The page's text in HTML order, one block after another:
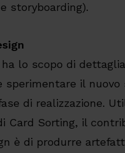
storyboarding).
lo scopo di
sperimentare il nuovo
di realizzazione.
Card Sorting, il
è di produrre